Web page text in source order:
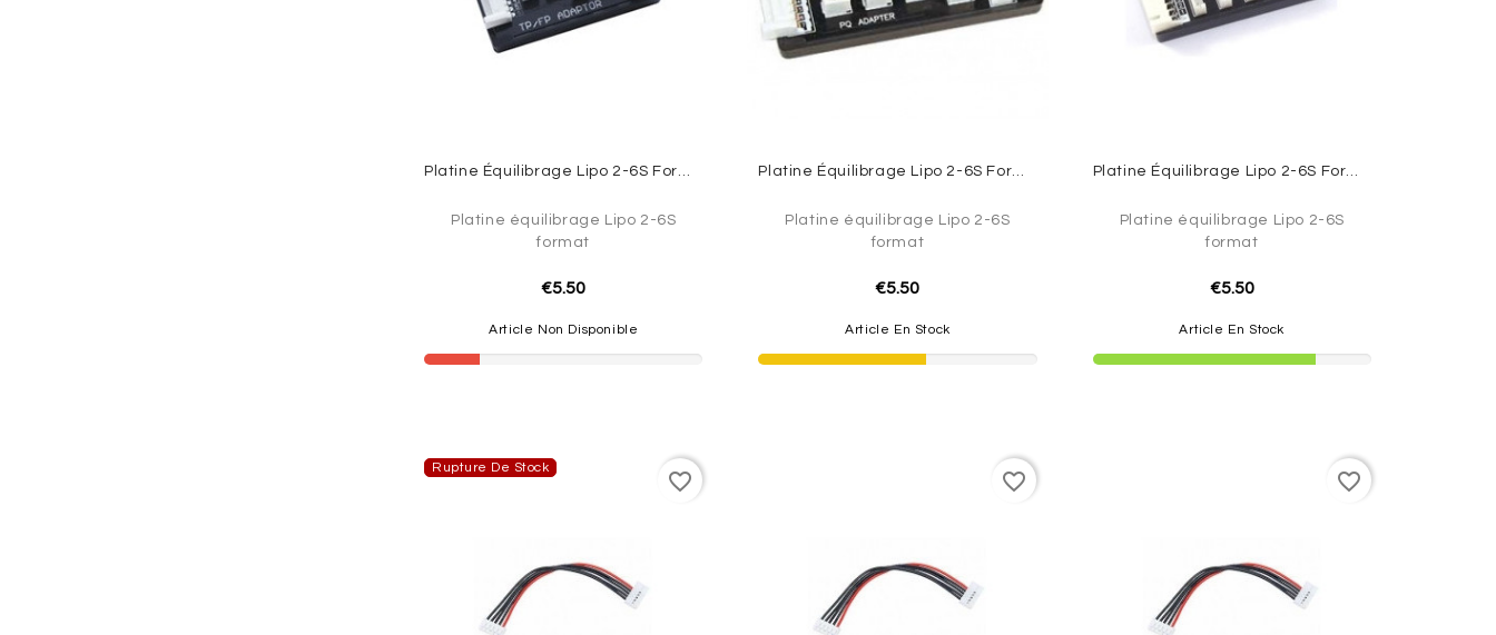
Platine Équilibrage Lipo 2-6S Format TP/FP
Platine équilibrage Lipo 2-6S
format
€5.50
Article Non Disponible
Platine Équilibrage Lipo 2-6S Format Polyquest / Hyperion
Platine équilibrage Lipo 2-6S
format
€5.50
Article En Stock
Platine Équilibrage Lipo 2-6S Format EH / Graupner
Platine équilibrage Lipo 2-6S
format
€5.50
Article En Stock
Rupture De Stock
favorite_border favorite_border favorite_border